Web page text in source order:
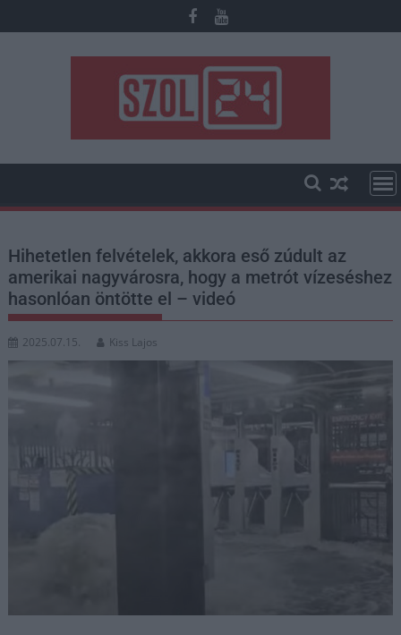
to
Hihetetlen felvételek, akkora eső zúdult az
amerikai nagyvárosra, hogy a metrót vízeséshez
hasonlóan öntötte el – videó
2025.07.15. Kiss Lajos